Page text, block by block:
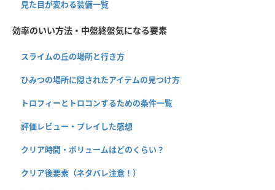
見た目が変わる装備一覧
効率のいい方法・中盤終盤気になる要素
スライムの丘の場所と行き方
ひみつの場所に隠されたアイテムの見つけ方
トロフィーとトロコンするための条件一覧
評価レビュー・プレイした感想
クリア時間・ボリュームはどのくらい？
クリア後要素（ネタバレ注意！）